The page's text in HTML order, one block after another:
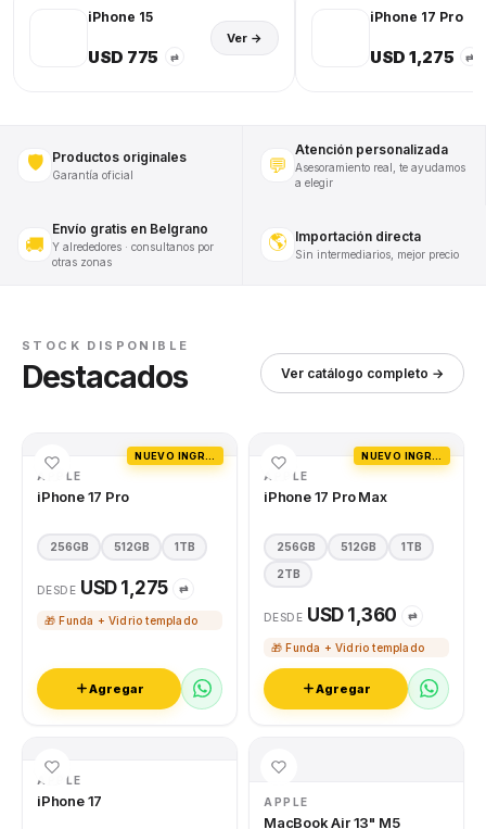
iPhone 15
USD 775 ⇄
Ver →
iPhone 17 Pro
USD 1,275 ⇄
🛡️ Productos originales
Garantía oficial 💬
Atención personalizada
Asesoramiento real, te ayudamos
a elegir
🚚
Envío gratis en Belgrano
Y alrededores · consultanos por
otras zonas
🌎 Importación directa
Sin intermediarios, mejor precio
STOCK DISPONIBLE
Destacados Ver catálogo completo →
APPLE
iPhone 17 Pro
256GB 512GB 1TB
DESDE USD 1,275 ⇄
🎁 Funda + Vidrio templado
Agregar
APPLE
iPhone 17 Pro Max
256GB 512GB 1TB
2TB
DESDE USD 1,360 ⇄
🎁 Funda + Vidrio templado
Agregar
APPLE
iPhone 17 APPLE
MacBook Air 13" M5